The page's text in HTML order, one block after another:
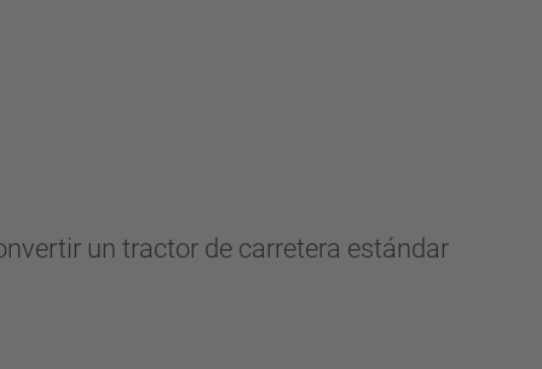
un tractor de carretera estándar